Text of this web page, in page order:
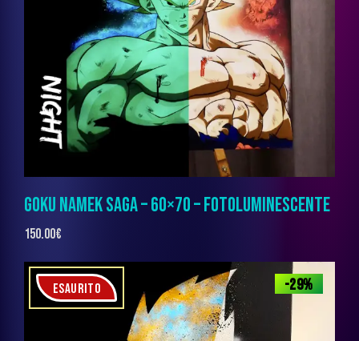
GOKU NAMEK SAGA – 60×70 – FOTOLUMINESCENTE
150.00€
ESAURITO -29%